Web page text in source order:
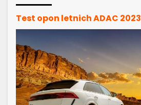
Test opon letnich ADAC 2023